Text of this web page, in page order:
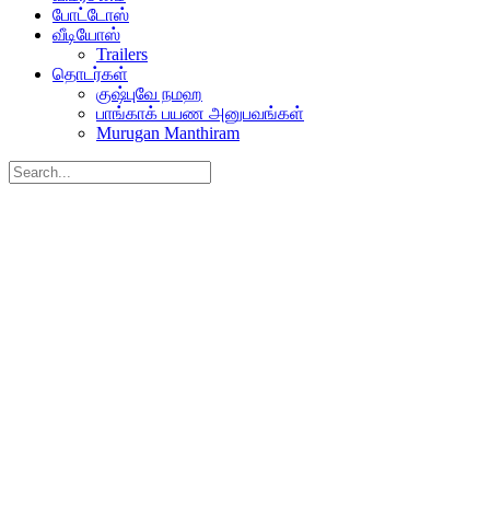
போட்டோஸ்
வீடியோஸ்
Trailers
தொடர்கள்
குஷ்புவே நமஹ
பாங்காக் பயண அனுபவங்கள்
Murugan Manthiram